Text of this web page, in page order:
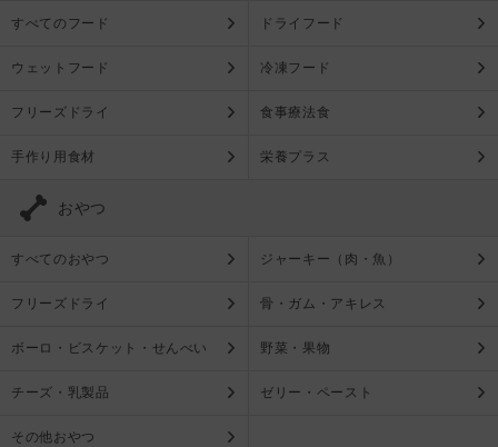
すべてのフード ドライフード
ウェットフード 冷凍フード
フリーズドライ 食事療法食
手作り用食材 栄養プラス
おやつ
すべてのおやつ ジャーキー（肉・魚）
フリーズドライ 骨・ガム・アキレス
ボーロ・ビスケット・せんべい 野菜・果物
チーズ・乳製品 ゼリー・ペースト
その他おやつ